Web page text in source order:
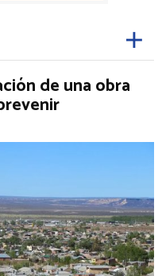
de una obra